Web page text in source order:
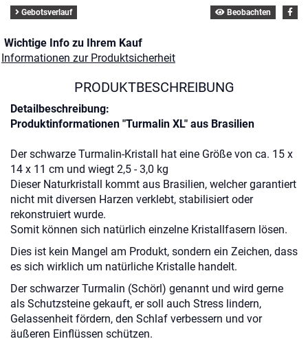
Gebotsverlauf Beobachten
Wichtige Info zu Ihrem Kauf
Informationen zur Produktsicherheit
PRODUKTBESCHREIBUNG
Detailbeschreibung:
Produktinformationen "Turmalin XL" aus Brasilien
Der schwarze Turmalin-Kristall hat eine Größe von ca. 15 x
14 x 11 cm und wiegt 2,5 - 3,0 kg
Dieser Naturkristall kommt aus Brasilien, welcher garantiert
nicht mit diversen Harzen verklebt, stabilisiert oder
rekonstruiert wurde.
Somit können sich natürlich einzelne Kristallfasern lösen.
Dies ist kein Mangel am Produkt, sondern ein Zeichen, dass
es sich wirklich um natürliche Kristalle handelt.
Der schwarzer Turmalin (Schörl) genannt und wird gerne
als Schutzsteine gekauft, er soll auch Stress lindern,
Gelassenheit fördern, den Schlaf verbessern und vor
äußeren Einflüssen schützen.